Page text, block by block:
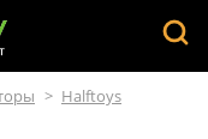
> Halftoys